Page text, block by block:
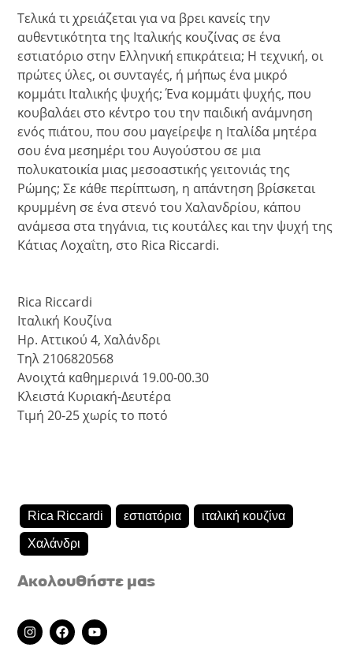
Τελικά τι χρειάζεται για να βρει κανείς την
αυθεντικότητα της Ιταλικής κουζίνας σε ένα
εστιατόριο στην Ελληνική επικράτεια; Η τεχνική, οι
πρώτες ύλες, οι συνταγές, ή μήπως ένα μικρό
κομμάτι Ιταλικής ψυχής; Ένα κομμάτι ψυχής, που
κουβαλάει στο κέντρο του την παιδική ανάμνηση
ενός πιάτου, που σου μαγείρεψε η Ιταλίδα μητέρα
σου ένα μεσημέρι του Αυγούστου σε μια
πολυκατοικία μιας μεσοαστικής γειτονιάς της
Ρώμης; Σε κάθε περίπτωση, η απάντηση βρίσκεται
κρυμμένη σε ένα στενό του Χαλανδρίου, κάπου
ανάμεσα στα τηγάνια, τις κουτάλες και την ψυχή της
Κάτιας Λοχαΐτη, στο Rica Riccardi.
Rica Riccardi
Ιταλική Κουζίνα
Ηρ. Αττικού 4, Χαλάνδρι
Τηλ 2106820568
Ανοιχτά καθημερινά 19.00-00.30
Κλειστά Κυριακή-Δευτέρα
Τιμή 20-25 χωρίς το ποτό
Rica Riccardi εστιατόρια ιταλική κουζίνα
Χαλάνδρι
Ακολουθήστε μας
I
n
s
F
a
c
Y
o
u